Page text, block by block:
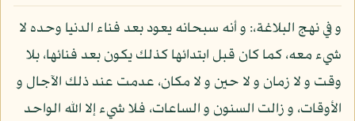
و في نهج البلاغة،: و أنه سبحانه يعود بعد فناء الدنيا وحده لا
شيء معه، كما كان قبل ابتدائها كذلك يكون بعد فنائها، بلا
وقت و لا زمان و لا حين و لا مكان، عدمت عند ذلك الآجال و
الأوقات، و زالت السنون و الساعات، فلا شيء إلا الله الواحد